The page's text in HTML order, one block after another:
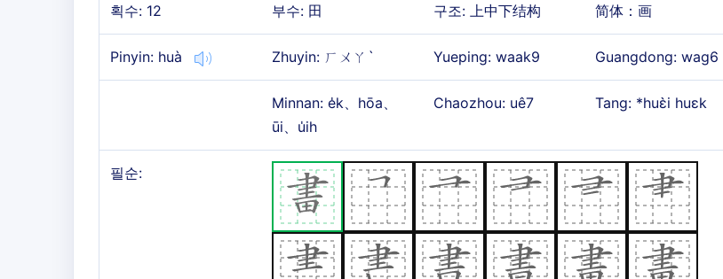
획수: 12 부수: 田 구조: 上中下结构 简体： 画
Pinyin: huà Zhuyin: ㄏㄨㄚˋ Yueping: waak9 Guangdong: wag6
Minnan: e̍k、hōa、
ūi、u̍ih
Chaozhou: uê7 Tang: *huɛ̀i huɛk
필순: